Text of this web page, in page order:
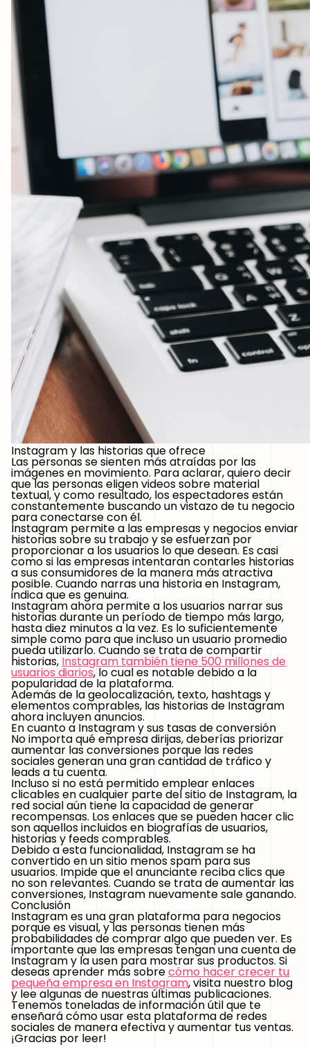
Instagram y las historias que ofrece
Las personas se sienten más atraídas por las
imágenes en movimiento. Para aclarar, quiero decir
que las personas eligen videos sobre material
textual, y como resultado, los espectadores están
constantemente buscando un vistazo de tu negocio
para conectarse con él.
Instagram permite a las empresas y negocios enviar
historias sobre su trabajo y se esfuerzan por
proporcionar a los usuarios lo que desean. Es casi
como si las empresas intentaran contarles historias
a sus consumidores de la manera más atractiva
posible. Cuando narras una historia en Instagram,
indica que es genuina.
Instagram ahora permite a los usuarios narrar sus
historias durante un período de tiempo más largo,
hasta diez minutos a la vez. Es lo suficientemente
simple como para que incluso un usuario promedio
pueda utilizarlo. Cuando se trata de compartir
historias, Instagram también tiene 500 millones de
usuarios diarios, lo cual es notable debido a la
popularidad de la plataforma.
Además de la geolocalización, texto, hashtags y
elementos comprables, las historias de Instagram
ahora incluyen anuncios.
En cuanto a Instagram y sus tasas de conversión
No importa qué empresa dirijas, deberías priorizar
aumentar las conversiones porque las redes
sociales generan una gran cantidad de tráfico y
leads a tu cuenta.
Incluso si no está permitido emplear enlaces
clicables en cualquier parte del sitio de Instagram, la
red social aún tiene la capacidad de generar
recompensas. Los enlaces que se pueden hacer clic
son aquellos incluidos en biografías de usuarios,
historias y feeds comprables.
Debido a esta funcionalidad, Instagram se ha
convertido en un sitio menos spam para sus
usuarios. Impide que el anunciante reciba clics que
no son relevantes. Cuando se trata de aumentar las
conversiones, Instagram nuevamente sale ganando.
Conclusión
Instagram es una gran plataforma para negocios
porque es visual, y las personas tienen más
probabilidades de comprar algo que pueden ver. Es
importante que las empresas tengan una cuenta de
Instagram y la usen para mostrar sus productos. Si
deseas aprender más sobrecómo hacer crecer tu
pequeña empresa en Instagram, visita nuestro blog
y lee algunas de nuestras últimas publicaciones.
Tenemos toneladas de información útil que te
enseñará cómo usar esta plataforma de redes
sociales de manera efectiva y aumentar tus ventas.
¡Gracias por leer!